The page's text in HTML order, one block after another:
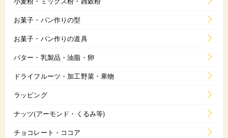
お菓子・パン作りの型
お菓子・パン作りの道具
バター・乳製品・油脂・卵
ドライフルーツ・加工野菜・果物
ラッピング
ナッツ(アーモンド・くるみ等)
チョコレート・ココア